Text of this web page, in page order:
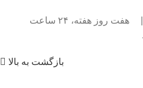
هفت روز هفته، ۲۴ ساعت
بازگشت به بالا